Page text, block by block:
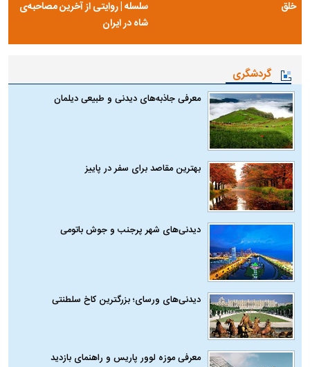
خلق
سلسله | روایتی از آخرین مصاحبه‌ی
شاه در ایران
گردشگری
معرفی جاذبه‌های دیدنی و طبیعی دیلمان
بهترین مقاصد برای سفر در پاییز
دیدنی‌های شهر پرجنب و جوش باتومی
دیدنی‌های ورسای؛ بزرگترین کاخ سلطنتی
معرفی موزه لوور پاریس و راهنمای بازدید